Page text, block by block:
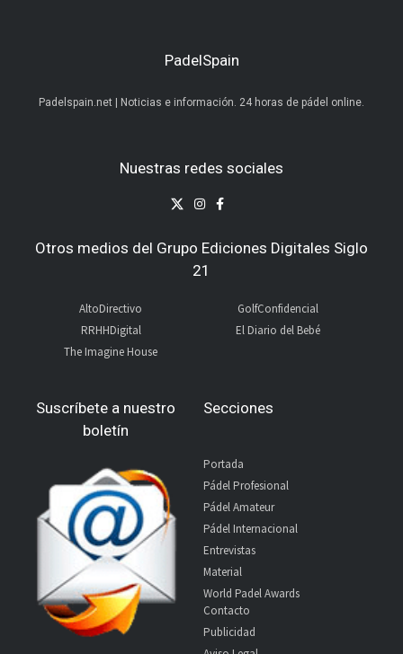
PadelSpain
Padelspain.net | Noticias e información. 24 horas de pádel online.
Nuestras redes sociales
Otros medios del Grupo Ediciones Digitales Siglo
21
AltoDirectivo
RRHHDigital
The Imagine House
GolfConfidencial
El Diario del Bebé
Suscríbete a nuestro
boletín
Secciones
Portada
Pádel Profesional
Pádel Amateur
Pádel Internacional
Entrevistas
Material
World Padel Awards
Contacto
Publicidad